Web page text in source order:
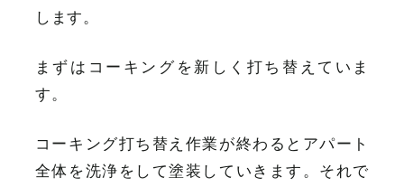
します。
まずはコーキングを新しく打ち替えていま
す。
コーキング打ち替え作業が終わるとアパート
全体を洗浄をして塗装していきます。それで